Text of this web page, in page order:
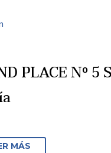
PLACE Nº 5
MÁS